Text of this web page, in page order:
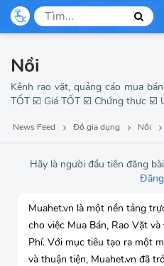
Mẹ và bé
Dịch vụ, du lịch
Thời trang
Việc làm, tuyển dụng
Nồi
Kênh rao vặt, quảng cáo mua
TỐT ☑️ Giá TỐT ☑️ Chứng thực ☑️
News Feed Đồ gia dụng Nồi
Hãy là người đầu tiên đăng
Muahet.vn là một nền tảng
cho việc Mua Bán, Rao Vặt
Phí. Với mục tiêu tạo ra một
và thuận tiện, Muahet.vn đã